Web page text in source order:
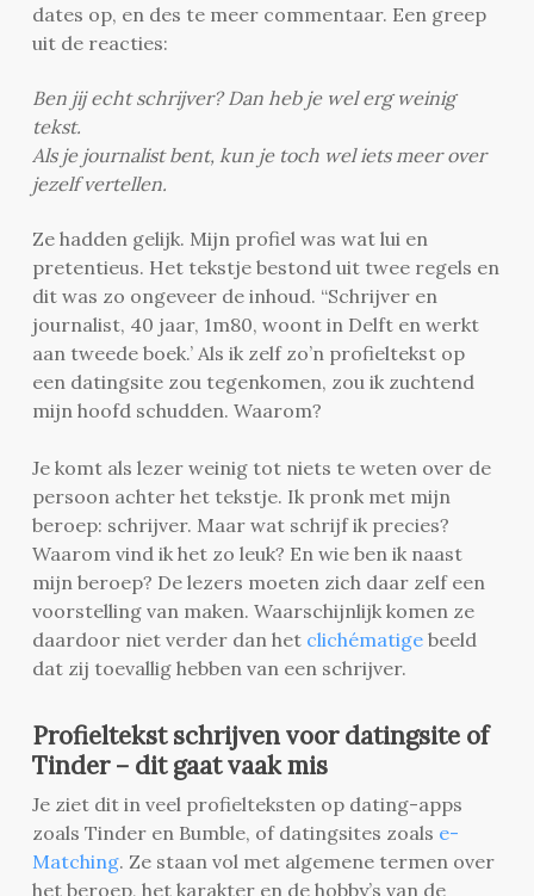
dates op, en des te meer commentaar. Een greep
uit de reacties:
Ben jij echt schrijver? Dan heb je wel erg weinig
tekst.
Als je journalist bent, kun je toch wel iets meer over
jezelf vertellen.
Ze hadden gelijk. Mijn profiel was wat lui en
pretentieus. Het tekstje bestond uit twee regels en
dit was zo ongeveer de inhoud. “Schrijver en
journalist, 40 jaar, 1m80, woont in Delft en werkt
aan tweede boek.’ Als ik zelf zo’n profieltekst op
een datingsite zou tegenkomen, zou ik zuchtend
mijn hoofd schudden. Waarom?
Je komt als lezer weinig tot niets te weten over de
persoon achter het tekstje. Ik pronk met mijn
beroep: schrijver. Maar wat schrijf ik precies?
Waarom vind ik het zo leuk? En wie ben ik naast
mijn beroep? De lezers moeten zich daar zelf een
voorstelling van maken. Waarschijnlijk komen ze
daardoor niet verder dan het clichématigebeeld
dat zij toevallig hebben van een schrijver.
Profieltekst schrijven voor datingsite of
Tinder – dit gaat vaak mis
Je ziet dit in veel profielteksten op dating-apps
zoals Tinder en Bumble, of datingsites zoals e-
Matching. Ze staan vol met algemene termen over
het beroep, het karakter en de hobby’s van de